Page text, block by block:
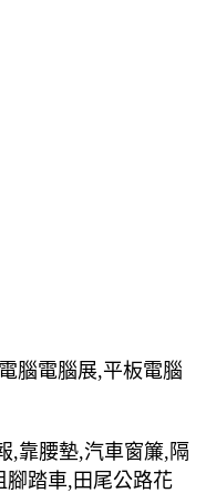
腦電腦展,平板電腦
,靠腰墊,汽車窗簾,隔
腳踏車,田尾公路花